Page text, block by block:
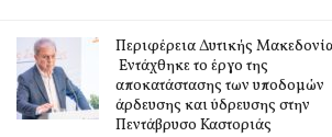
Περιφέρεια Δυτικής
Εντάχθηκε το έργο της
αποκατάστασης των υποδομών
άρδευσης και ύδρευσης στην
Πεντάβρυσο Καστοριάς